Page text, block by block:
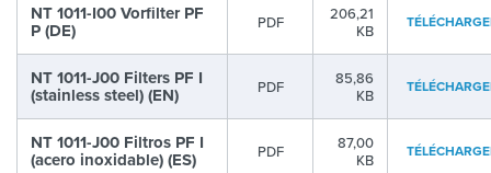
NT 1011-I00 Vorfilter PF
P (DE) PDF
206,21
KB
NT 1011-J00 Filters PF I
(stainless steel) (EN) PDF
85,86
KB
NT 1011-J00 Filtros PF I
(acero inoxidable) (ES) PDF
87,00
KB